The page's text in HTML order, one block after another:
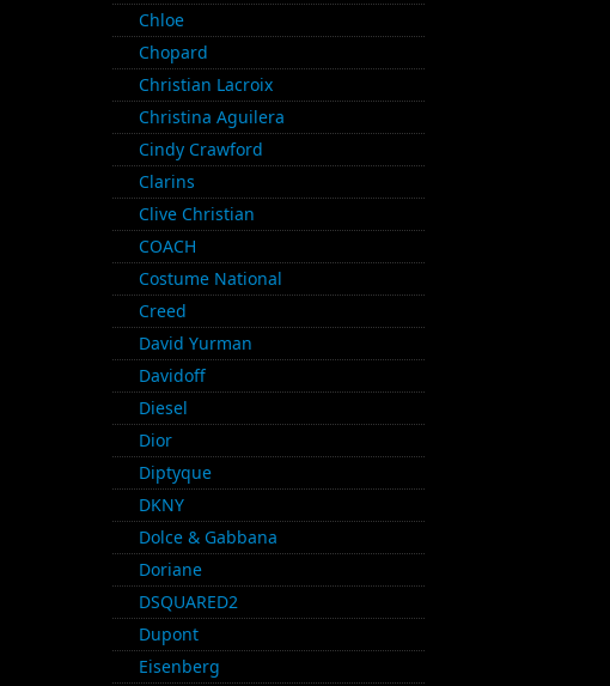
Chloe
Chopard
Christian Lacroix
Christina Aguilera
Cindy Crawford
Clarins
Clive Christian
COACH
Costume National
Creed
David Yurman
Davidoff
Diesel
Dior
Diptyque
DKNY
Dolce & Gabbana
Doriane
DSQUARED2
Dupont
Eisenberg